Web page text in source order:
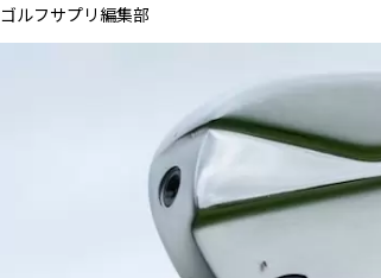
ゴルフサプリ編集部